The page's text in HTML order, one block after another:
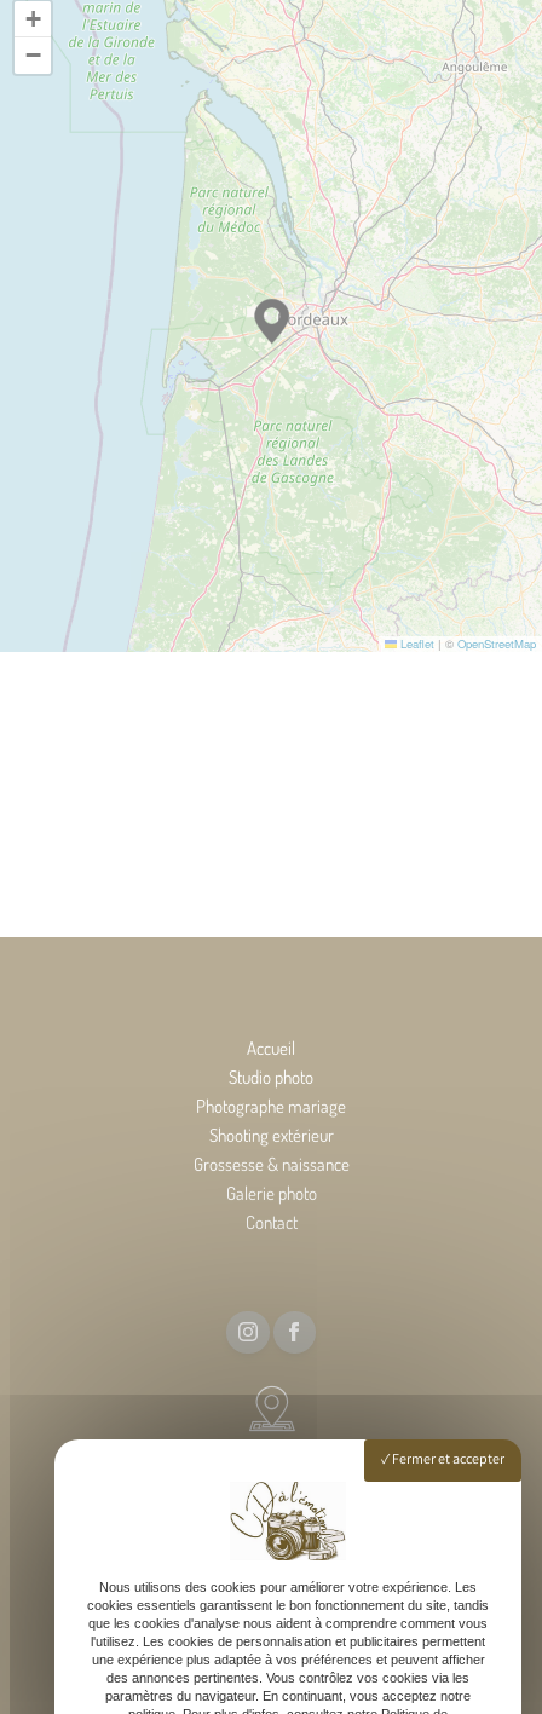
+
−
Leaflet | © OpenStreetMap
Accueil
Studio photo
Photographe mariage
Shooting extérieur
Grossesse & naissance
Galerie photo
Contact
54 rue elise deroche, 33127 Martignas-sur-Jalle
contact@cdalemotion.fr
Fermer et accepter
Nous utilisons des cookies pour améliorer votre expérience. Les
cookies essentiels garantissent le bon fonctionnement du site, tandis
que les cookies d'analyse nous aident à comprendre comment vous
l'utilisez. Les cookies de personnalisation et publicitaires permettent
une expérience plus adaptée à vos préférences et peuvent afficher
des annonces pertinentes. Vous contrôlez vos cookies via les
paramètres du navigateur. En continuant, vous acceptez notre